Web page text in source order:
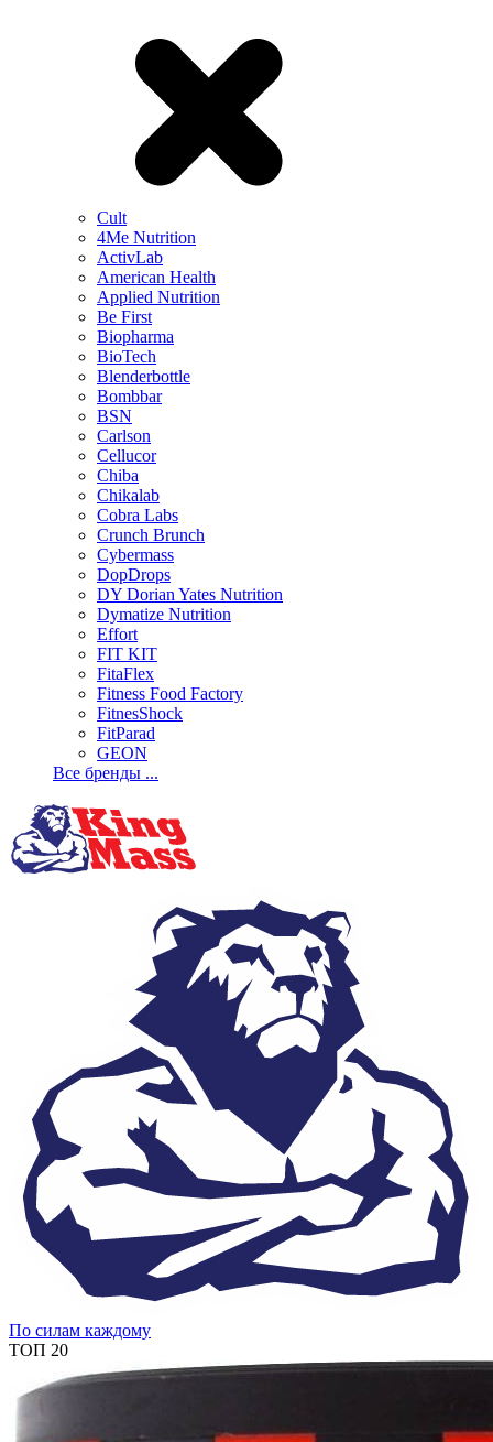
Cult
4Me Nutrition
ActivLab
American Health
Applied Nutrition
Be First
Biopharma
BioTech
Blenderbottle
Bombbar
BSN
Carlson
Cellucor
Chiba
Chikalab
Cobra Labs
Crunch Brunch
Cybermass
DopDrops
DY Dorian Yates Nutrition
Dymatize Nutrition
Effort
FIT KIT
FitaFlex
Fitness Food Factory
FitnesShock
FitParad
GEON
Все бренды ...
По силам каждому
ТОП 20